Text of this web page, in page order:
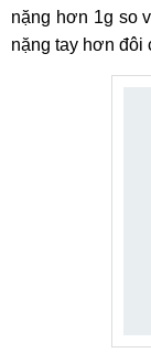
nặng hơn 1g so
nặng tay hơn đôi